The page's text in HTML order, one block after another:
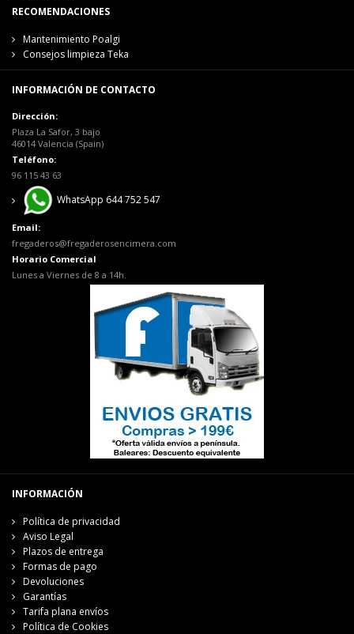
RECOMENDACIONES
Mantenimiento Poalgi
Consejos limpieza Teka
INFORMACIÓN DE CONTACTO
Dirección:
Plaza La Safor, 3 bajo
46014 Valencia (Spain)
Teléfono:
96 115 43 63
WhatsApp 644 752 547
Email:
fregaderos@fregaderosencimera.com
Horario Comercial
Lunes a Viernes de 8 a 14h.
INFORMACIÓN
Política de privacidad
Aviso Legal
Plazos de entrega
Formas de pago
Devoluciones
Garantías
Tarifa plana envíos
Política de Cookies